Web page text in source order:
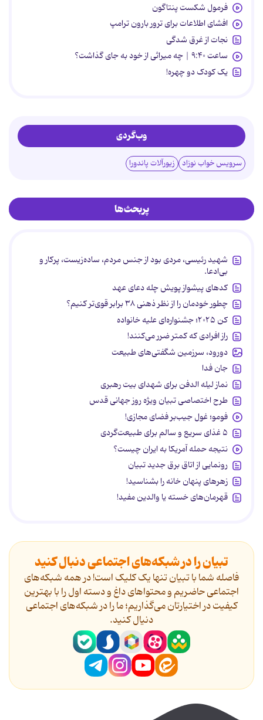
فرمول شکست پنتاگون
افشای اطلاعات برای ترور بارون ترامپ
نجات از غرق شدگی
ساعت ۹:۴۰ | چه میراثی از خود به جای گذاشت؟
یک کودک دو چهره!
وب‌گردی
سرویس خواب نوزاد زیورآلات پاندورا
پربحث‌ها
شهید رئیسی، مردی بود از جنس مردم، ساده‌زیست، پرکار و
بی‌ادعا.
کدهای پیشواز پویش چله دعای عهد
چطور خودمان را از نظر ذهنی ۳۸ برابر قوی‌تر کنیم؟
کن ۲۰۲۵؛ جشنواره‌ای علیه خانواده
راز افرادی که کمتر ضرر می‌کنند!
دورود، سرزمین شگفتی‌های طبیعت
جان فدا
نماز لیله الدفن برای شهدای بیت رهبری
طرح اختصاصی تبیان ویژه روز جهانی قدس
فومو؛ غول جیب‌بر فضای مجازی!
۵ غذای سریع و سالم برای طبیعت‌گردی
نتیجه حمله آمریکا به ایران چیست؟
رونمایی از اتاق برق جدید تبیان
زهرهای پنهان خانه را بشناسید!
قهرمان‌های خسته یا والدین مفید!
تبیان را در شبکه‌های اجتماعی دنبال کنید
فاصله شما با تبیان تنها یک کلیک است! در همه شبکه‌های
اجتماعی حاضریم و محتواهای داغ و دسته اول را با بهترین
کیفیت در اختیارتان می‌گذاریم؛ ما را در شبکه‌های اجتماعی
دنیال کنید.